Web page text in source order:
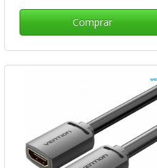
Comprar